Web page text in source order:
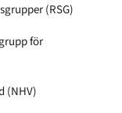
(RSG)
för
(NHV)